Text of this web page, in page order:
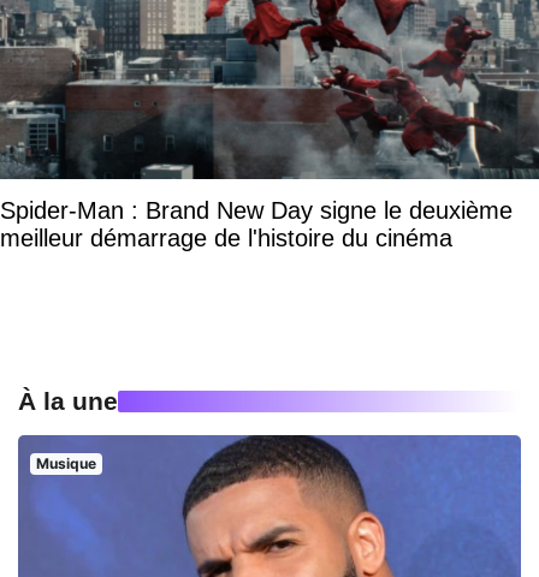
Spider-Man : Brand New Day signe le deuxième
meilleur démarrage de l'histoire du cinéma
À la une
Musique